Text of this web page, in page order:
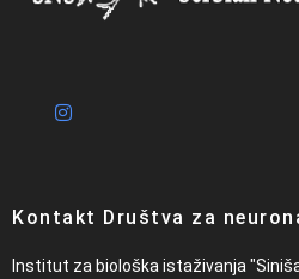
Kontakt Društva za
Institut za biološka istaživanja